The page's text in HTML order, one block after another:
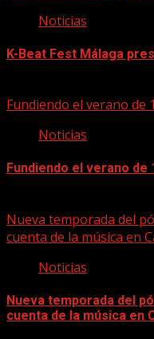
Noticias
K-Beat Fest Málaga
Fundiendo el verano de
Noticias
Fundiendo el verano
Nueva temporada del
cuenta de la música en
Noticias
Nueva temporada del
cuenta de la música en